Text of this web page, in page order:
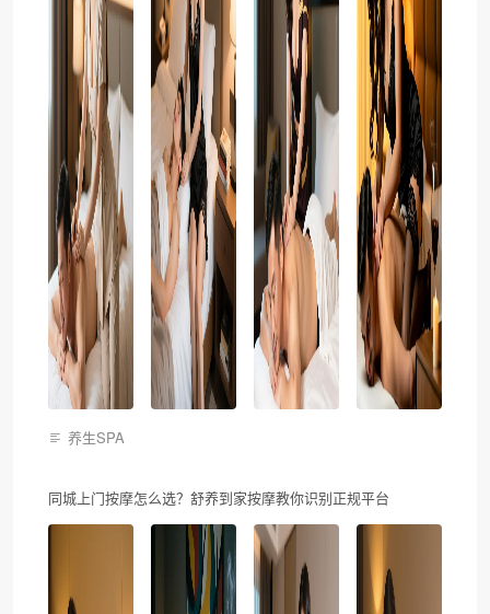
养生SPA
同城上门按摩怎么选？舒养到家按摩教你识别正规平台